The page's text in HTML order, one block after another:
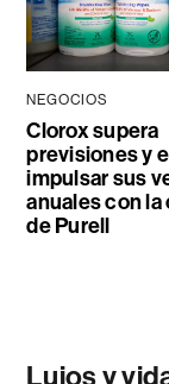
NEGOCIOS
Clorox supera
previsiones y
impulsar sus
anuales con la
de Purell
Lujos y